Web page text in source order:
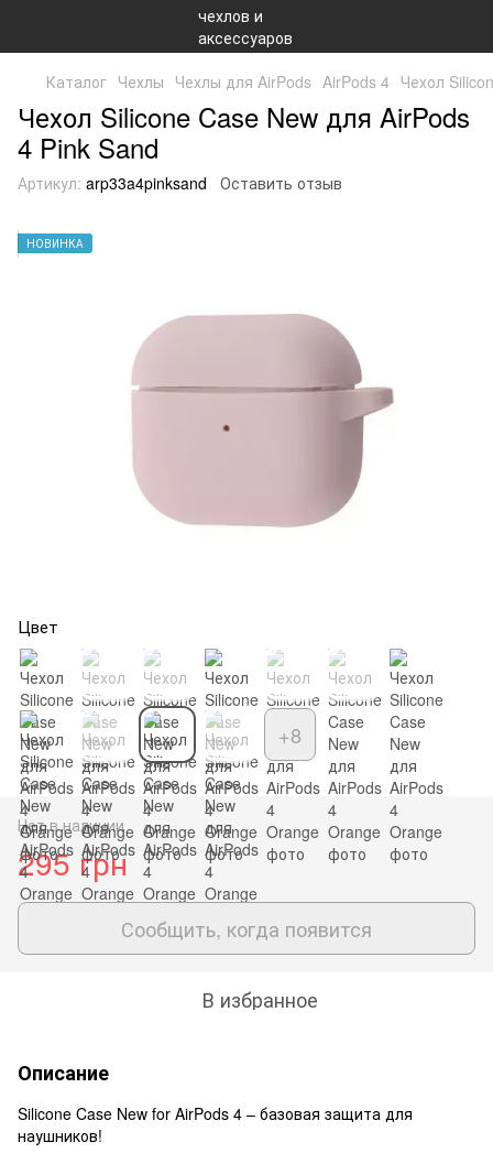
Каталог Чехлы Чехлы для AirPods AirPods 4 Чехол
Чехол Silicone Case New для AirPods
4 Pink Sand
Артикул: arp33a4pinksand Оставить отзыв
НОВИНКА
Цвет
+8
Нет в наличии
295 грн
Сообщить, когда появится
В избранное
Описание
Silicone Case New for AirPods 4 – базовая защита для
наушников!